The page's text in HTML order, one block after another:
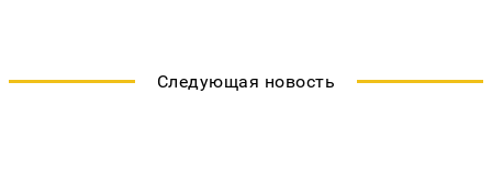
Следующая новость